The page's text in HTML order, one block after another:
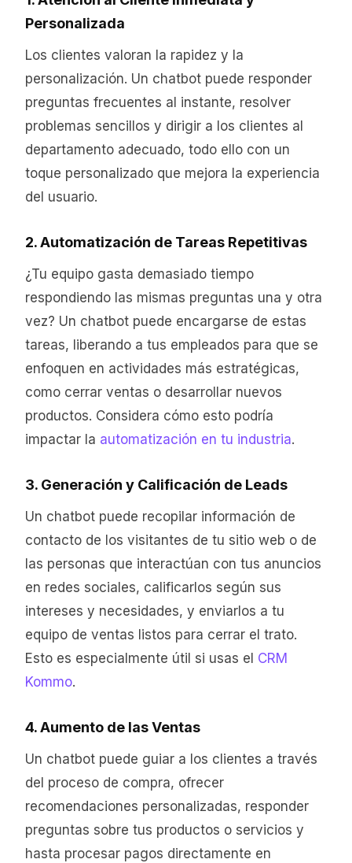
Personalizada
Los clientes valoran la rapidez y la
personalización. Un chatbot puede responder
preguntas frecuentes al instante, resolver
problemas sencillos y dirigir a los clientes al
departamento adecuado, todo ello con un
toque personalizado que mejora la experiencia
del usuario.
2. Automatización de Tareas Repetitivas
¿Tu equipo gasta demasiado tiempo
respondiendo las mismas preguntas una y otra
vez? Un chatbot puede encargarse de estas
tareas, liberando a tus empleados para que se
enfoquen en actividades más estratégicas,
como cerrar ventas o desarrollar nuevos
productos. Considera cómo esto podría
impactar la automatización en tu industria.
3. Generación y Calificación de Leads
Un chatbot puede recopilar información de
contacto de los visitantes de tu sitio web o de
las personas que interactúan con tus anuncios
en redes sociales, calificarlos según sus
intereses y necesidades, y enviarlos a tu
equipo de ventas listos para cerrar el trato.
Esto es especialmente útil si usas el CRM
Kommo.
4. Aumento de las Ventas
Un chatbot puede guiar a los clientes a través
del proceso de compra, ofrecer
recomendaciones personalizadas, responder
preguntas sobre tus productos o servicios y
hasta procesar pagos directamente en